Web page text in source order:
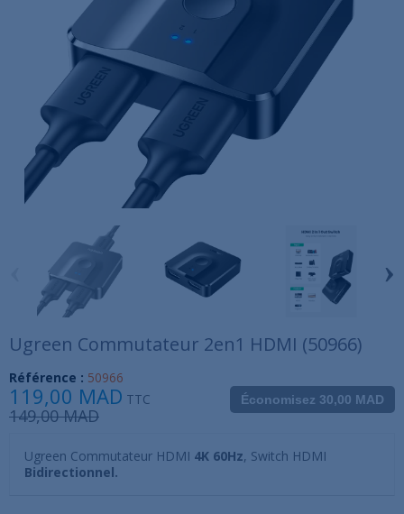
›
Ugreen Commutateur 2en1 HDMI (50966)
Référence : 50966
Économisez 30,00 MAD
119,00 MAD TTC
149,00 MAD
Ugreen Commutateur HDMI 4K 60Hz, Switch HDMI
Bidirectionnel.